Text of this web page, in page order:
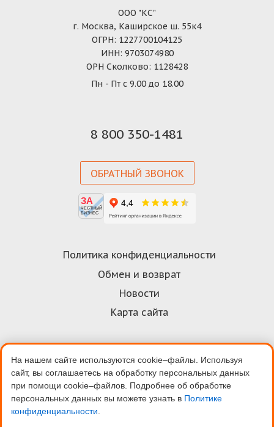
ООО "КС"
г. Москва, Каширское ш. 55к4
ОГРН: 1227700104125
ИНН: 9703074980
ОРН Сколково: 1128428
Пн - Пт с 9.00 до 18.00
Политика конфиденциальности
Обмен и возврат
Новости
Карта сайта
Договор-оферта
Пользовательское соглашение
Условия оплаты
8 800 350-1481
ОБРАТНЫЙ ЗВОНОК
ЗА
ЧЕСТНЫЙ
БИЗНЕС
На нашем сайте используются cookie–файлы. Используя
сайт, вы соглашаетесь на обработку персональных данных
при помощи cookie–файлов. Подробнее об обработке
персональных данных вы можете узнать в Политике
конфиденциальности